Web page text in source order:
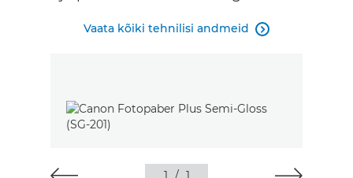
Vaata kõiki tehnilisi andmeid 